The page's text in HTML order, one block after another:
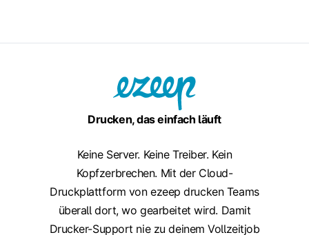
Drucken, das einfach läuft
Keine Server. Keine Treiber. Kein
Kopfzerbrechen. Mit der Cloud-
Druckplattform von ezeep drucken Teams
überall dort, wo gearbeitet wird. Damit
Drucker-Support nie zu deinem Vollzeitjob